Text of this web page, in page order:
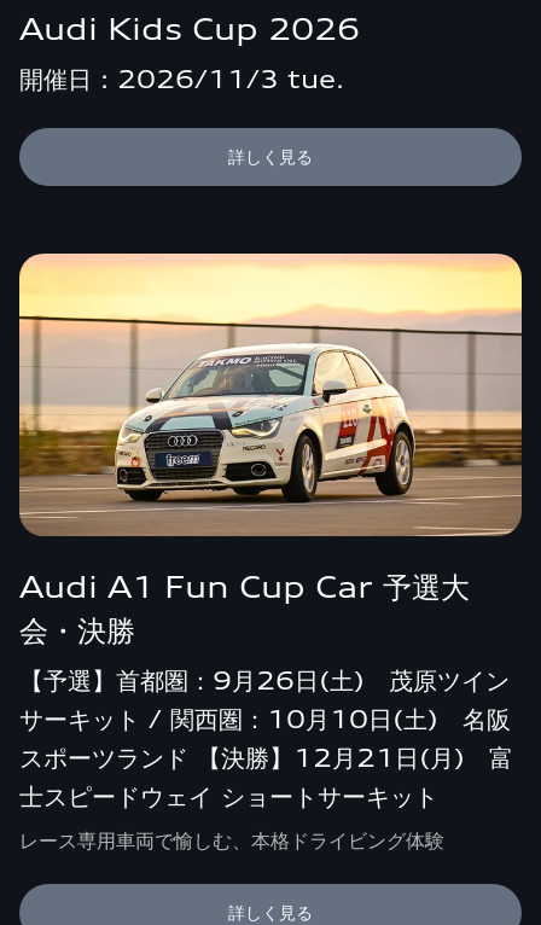
Audi Kids Cup 2026
開催日 : 2026/11/3 tue.
詳しく見る
Audi A1 Fun Cup Car 予選大
会・決勝
【予選】首都圏：9月26日(土) 茂原ツイン
サーキット / 関西圏：10月10日(土) 名阪
スポーツランド 【決勝】12月21日(月) 富
士スピードウェイ ショートサーキット
レース専用車両で愉しむ、本格ドライビング体験
詳しく見る